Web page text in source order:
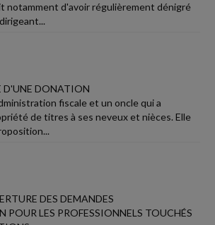
notamment d'avoir régulièrement dénigré
D'UNE DONATION
fiscale et un oncle qui a
de titres à ses neveux et nièces. Elle
DES DEMANDES
LES PROFESSIONNELS TOUCHÉS